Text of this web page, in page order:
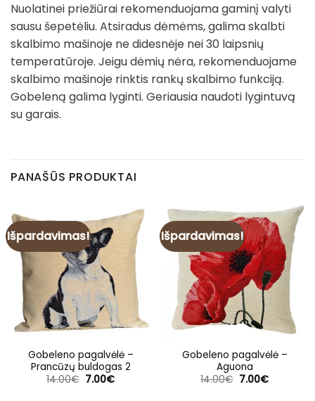
Nuolatinei priežiūrai rekomenduojama gaminį valyti
sausu šepetėliu. Atsiradus dėmėms, galima skalbti
skalbimo mašinoje ne didesnėje nei 30 laipsnių
temperatūroje. Jeigu dėmių nėra, rekomenduojame
skalbimo mašinoje rinktis rankų skalbimo funkciją.
Gobeleną galima lyginti. Geriausia naudoti lygintuvą
su garais.
PANAŠŪS PRODUKTAI
Išpardavimas!
Gobeleno pagalvėlė –
Prancūzų buldogas 2
14.00€ Original
7.00€Current
Išpardavimas!
Gobeleno pagalvėlė –
Aguona
14.00€ Original
7.00€Current